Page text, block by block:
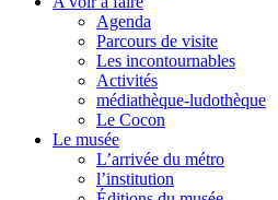
Agenda
Parcours de visite
Les incontournables
Activités
médiathèque-ludothèque
Le Cocon
Le musée
L’arrivée du métro
l’institution